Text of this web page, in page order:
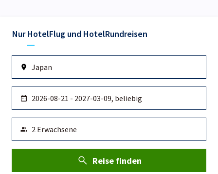
Nur HotelFlug und HotelRundreisen
Reise finden